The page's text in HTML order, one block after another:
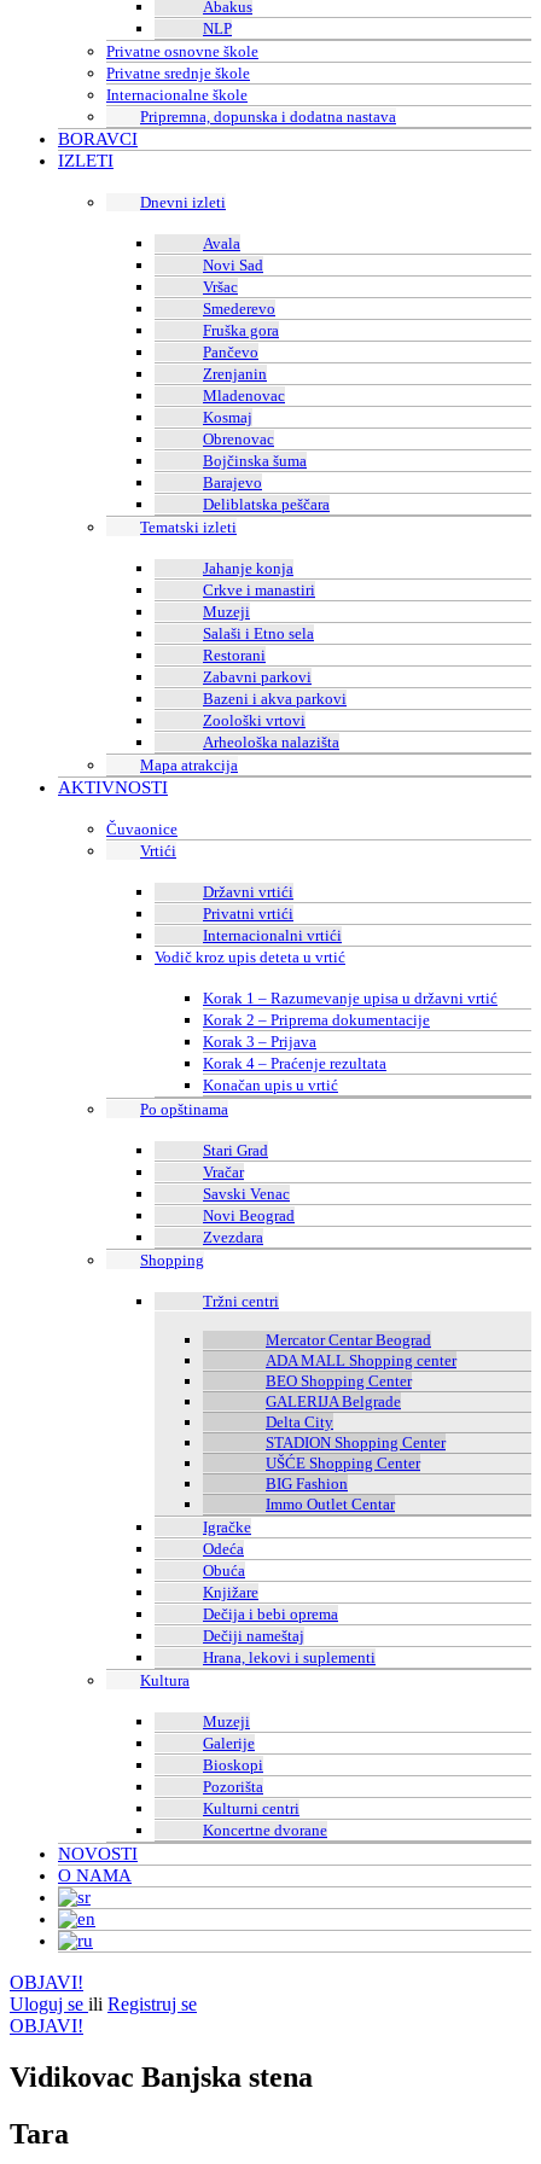
Abakus
NLP
Privatne osnovne škole
Privatne srednje škole
Internacionalne škole
Pripremna, dopunska i dodatna nastava
BORAVCI
IZLETI
Dnevni izleti
Avala
Novi Sad
Vršac
Smederevo
Fruška gora
Pančevo
Zrenjanin
Mladenovac
Kosmaj
Obrenovac
Bojčinska šuma
Barajevo
Deliblatska peščara
Tematski izleti
Jahanje konja
Crkve i manastiri
Muzeji
Salaši i Etno sela
Restorani
Zabavni parkovi
Bazeni i akva parkovi
Zoološki vrtovi
Arheološka nalazišta
Mapa atrakcija
AKTIVNOSTI
Čuvaonice
Vrtići
Državni vrtići
Privatni vrtići
Internacionalni vrtići
Vodič kroz upis deteta u vrtić
Korak 1 – Razumevanje upisa u državni vrtić
Korak 2 – Priprema dokumentacije
Korak 3 – Prijava
Korak 4 – Praćenje rezultata
Konačan upis u vrtić
Po opštinama
Stari Grad
Vračar
Savski Venac
Novi Beograd
Zvezdara
Shopping
Tržni centri
Mercator Centar Beograd
ADA MALL Shopping center
BEO Shopping Center
GALERIJA Belgrade
Delta City
STADION Shopping Center
UŠĆE Shopping Center
BIG Fashion
Immo Outlet Centar
Igračke
Odeća
Obuća
Knjižare
Dečija i bebi oprema
Dečiji nameštaj
Hrana, lekovi i suplementi
Kultura
Muzeji
Galerije
Bioskopi
Pozorišta
Kulturni centri
Koncertne dvorane
NOVOSTI
O NAMA
OBJAVI!
Uloguj se ili Registruj se
OBJAVI!
Vidikovac Banjska stena
Tara